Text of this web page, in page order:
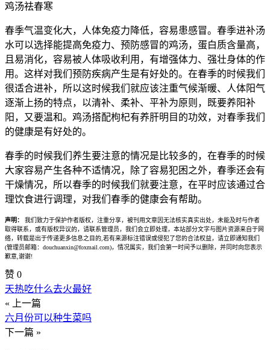
鸡汤祛春寒
春季气温变化大，人体免疫力降低，容易患感冒。春季进补汤
水可以选择能提高免疫力、预防感冒的鸡汤，蛋白质含量高，
且易消化，容易被人体吸收利用，有增强体力、强壮身体的作
用。这样对我们预防疾病产生是有好处的。在春季的时候我们
很适合进补，所以这时候我们就应该注重气候渐暖、人体阳气
逐渐上扬的特点，以清补、柔补、平补为原则，既要养阳补
阳，又要温和。鸡汤搭配枸杞有养肝明目的功效，对春季我们
的健康是有好处的。
春季的时候我们养生要注意的情况是比较多的，在春季的时候
大家容易产生各种不适情况，除了容易犯困之外，春季还会有
干燥情况，所以春季的时候我们就要注意，在平时应该通过合
理饮食进行调理，对我们春季的健康会有帮助。
声明：
我们致力于保护作者版权，注重分享，被刊用文章因无法核实真实出处，未能及时与作者
取得联系，或有版权异议的，请联系管理员，我们会立即处理，本站部分文字与图片资源来自于网
络，转载是出于传递更多信息之目的,若有来源标注错误或侵犯了您的合法权益，请立即通知我们
(管理员邮箱：douchuanxin@foxmail.com)，情况属实，我们会第一时间予以删除，并同时向您表示
歉意,谢谢!
赞 0
天热吃什么去火最好
« 上一篇
六月份可以种生菜吗
下一篇 »